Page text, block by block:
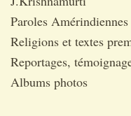
Paroles Amérindiennes
Religions et textes
Reportages,
Albums photos